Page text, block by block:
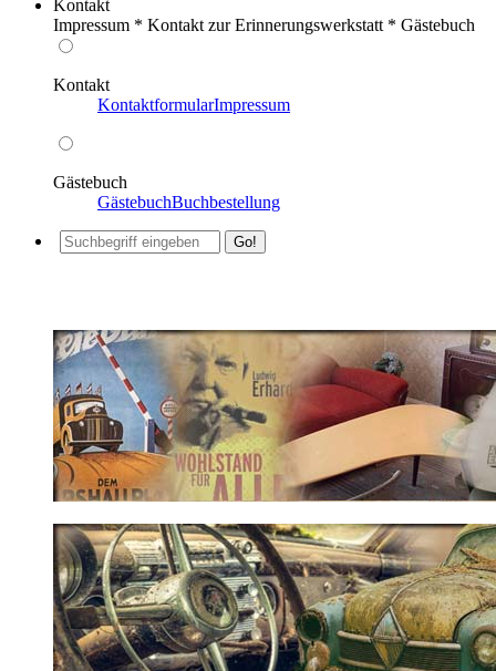
Kontakt
Impressum * Kontakt zur Erinnerungswerkstatt * Gästebuch
Kontakt
KontaktformularImpressum
Gästebuch
GästebuchBuchbestellung